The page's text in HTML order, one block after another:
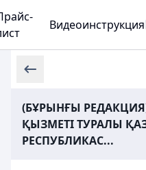
Видеоинструкция
(БҰРЫНҒЫ
ҚЫЗМЕТІ ТУРАЛЫ
РЕСПУБЛИКАС...